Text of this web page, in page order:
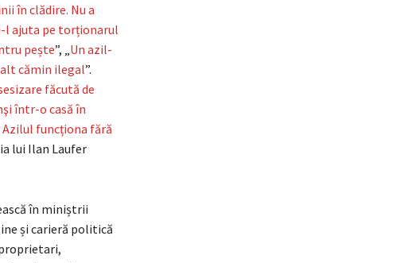
în clădire. Nu a
l ajuta pe torționarul
pește”, „ Un azil-
cămin ilegal”.
făcută de
într-o casă în
funcționa fără
lui Ilan Laufer
în miniștrii
și carieră politică